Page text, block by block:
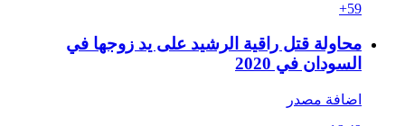
+59
محاولة قتل راقية الرشيد على يد زوجها في
السودان في 2020
اضافة مصدر